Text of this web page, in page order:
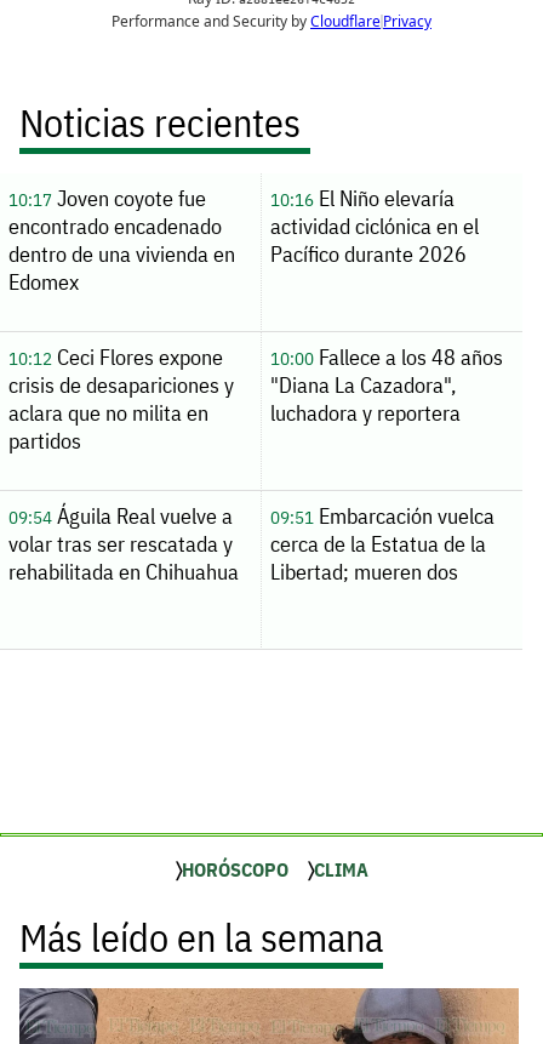
Noticias recientes
10:17Joven coyote fue
encontrado encadenado
dentro de una vivienda en
Edomex
10:16El Niño elevaría
actividad ciclónica en el
Pacífico durante 2026
10:12Ceci Flores expone
crisis de desapariciones y
aclara que no milita en
partidos
10:00Fallece a los 48 años
"Diana La Cazadora",
luchadora y reportera
09:54Águila Real vuelve a
volar tras ser rescatada y
rehabilitada en Chihuahua
09:51Embarcación vuelca
cerca de la Estatua de la
Libertad; mueren dos
HORÓSCOPO CLIMA
Más leído en la semana